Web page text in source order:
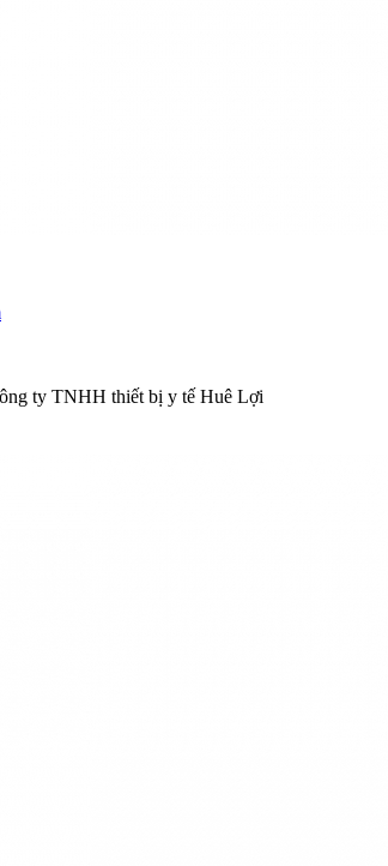
ty TNHH thiết bị y tế Huê Lợi